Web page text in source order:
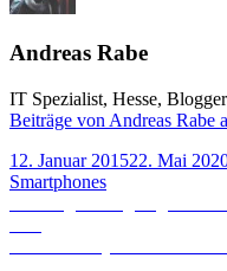
Andreas Rabe
IT Spezialist, Hesse,
Beiträge von Andreas Rabe
Veröffentlicht
am
12. Januar 201522. Mai
Smartphones